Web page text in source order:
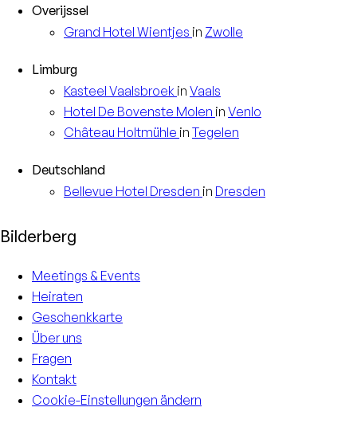
Overijssel
Grand Hotel Wientjes in Zwolle
Limburg
Kasteel Vaalsbroek in Vaals
Hotel De Bovenste Molen in Venlo
Château Holtmühle in Tegelen
Deutschland
Bellevue Hotel Dresden in Dresden
Bilderberg
Meetings & Events
Heiraten
Geschenkkarte
Über uns
Fragen
Kontakt
Cookie-Einstellungen ändern